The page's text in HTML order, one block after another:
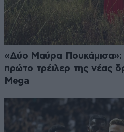
«Δύο Μαύρα
πρώτο τρέιλερ της νέας
Mega